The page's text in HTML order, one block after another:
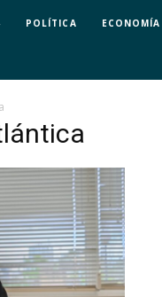
POLÍTICA ECONOMÍA